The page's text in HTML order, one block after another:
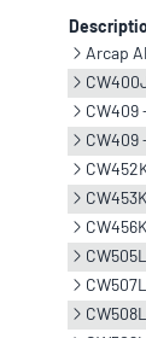
Arcap
CW409
CW409